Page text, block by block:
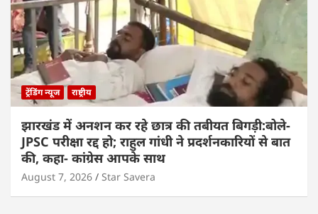
ट्रेंडिंग न्यूज राष्ट्रीय
झारखंड में अनशन कर रहे छात्र की तबीयत बिगड़ी:बोले-
JPSC परीक्षा रद्द हो; राहुल गांधी ने प्रदर्शनकारियों से बात
की, कहा- कांग्रेस आपके साथ
August 7, 2026 Star Savera